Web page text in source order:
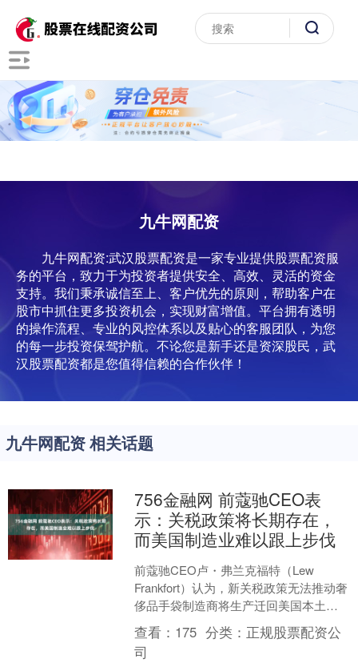
九牛网配资
九牛网配资:武汉股票配资是一家专业提供股票配资服
务的平台，致力于为投资者提供安全、高效、灵活的资金
支持。我们秉承诚信至上、客户优先的原则，帮助客户在
股市中抓住更多投资机会，实现财富增值。平台拥有透明
的操作流程、专业的风控体系以及贴心的客服团队，为您
的每一步投资保驾护航。不论您是新手还是资深股民，武
汉股票配资都是您值得信赖的合作伙伴！
九牛网配资 相关话题
756金融网 前蔻驰CEO表
示：关税政策将长期存在，
而美国制造业难以跟上步伐
前蔻驰CEO卢・弗兰克福特（Lew
Frankfort）认为，新关税政策无法推动奢
侈品手袋制造商将生产迁回美国本土。
弗兰克福特在《Opening Bid Un....
查看： 175 分类： 正规股票配资公
司